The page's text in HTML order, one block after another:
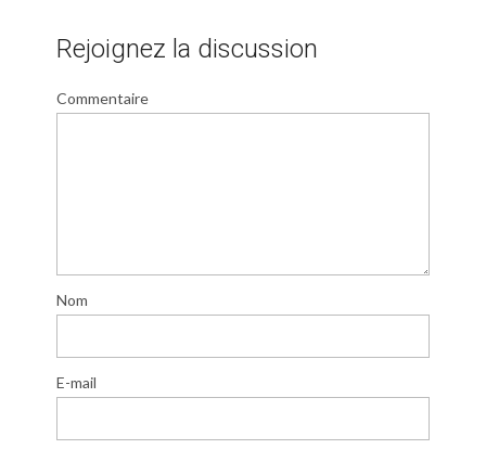
Rejoignez la discussion
Commentaire
Nom
E-mail